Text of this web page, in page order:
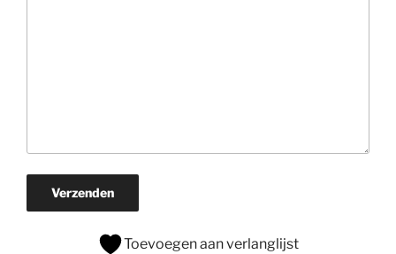
Verzenden
Toevoegen aan verlanglijst